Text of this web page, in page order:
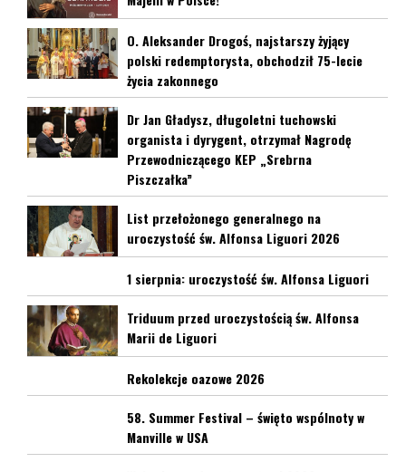
O. Aleksander Drogoś, najstarszy żyjący
polski redemptorysta, obchodził 75-lecie
życia zakonnego
Dr Jan Gładysz, długoletni tuchowski
organista i dyrygent, otrzymał Nagrodę
Przewodniczącego KEP „Srebrna
Piszczałka”
List przełożonego generalnego na
uroczystość św. Alfonsa Liguori 2026
1 sierpnia: uroczystość św. Alfonsa Liguori
Triduum przed uroczystością św. Alfonsa
Marii de Liguori
Rekolekcje oazowe 2026
58. Summer Festival – święto wspólnoty w
Manville w USA